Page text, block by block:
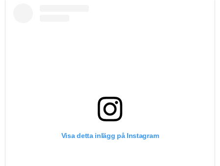
Visa detta inlägg på Instagram